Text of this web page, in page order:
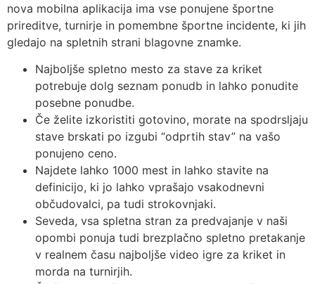
nova mobilna aplikacija ima vse ponujene športne
prireditve, turnirje in pomembne športne incidente, ki jih
gledajo na spletnih strani blagovne znamke.
Najboljše spletno mesto za stave za kriket
potrebuje dolg seznam ponudb in lahko ponudite
posebne ponudbe.
Če želite izkoristiti gotovino, morate na spodrsljaju
stave brskati po izgubi “odprtih stav” na vašo
ponujeno ceno.
Najdete lahko 1000 mest in lahko stavite na
definicijo, ki jo lahko vprašajo vsakodnevni
občudovalci, pa tudi strokovnjaki.
Seveda, vsa spletna stran za predvajanje v naši
opombi ponuja tudi brezplačno spletno pretakanje
v realnem času najboljše video igre za kriket in
morda na turnirjih.